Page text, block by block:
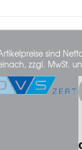
sind
zzgl. MwSt.